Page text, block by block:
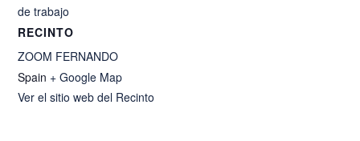
de trabajo
RECINTO
ZOOM FERNANDO
Spain + Google Map
Ver el sitio web del Recinto